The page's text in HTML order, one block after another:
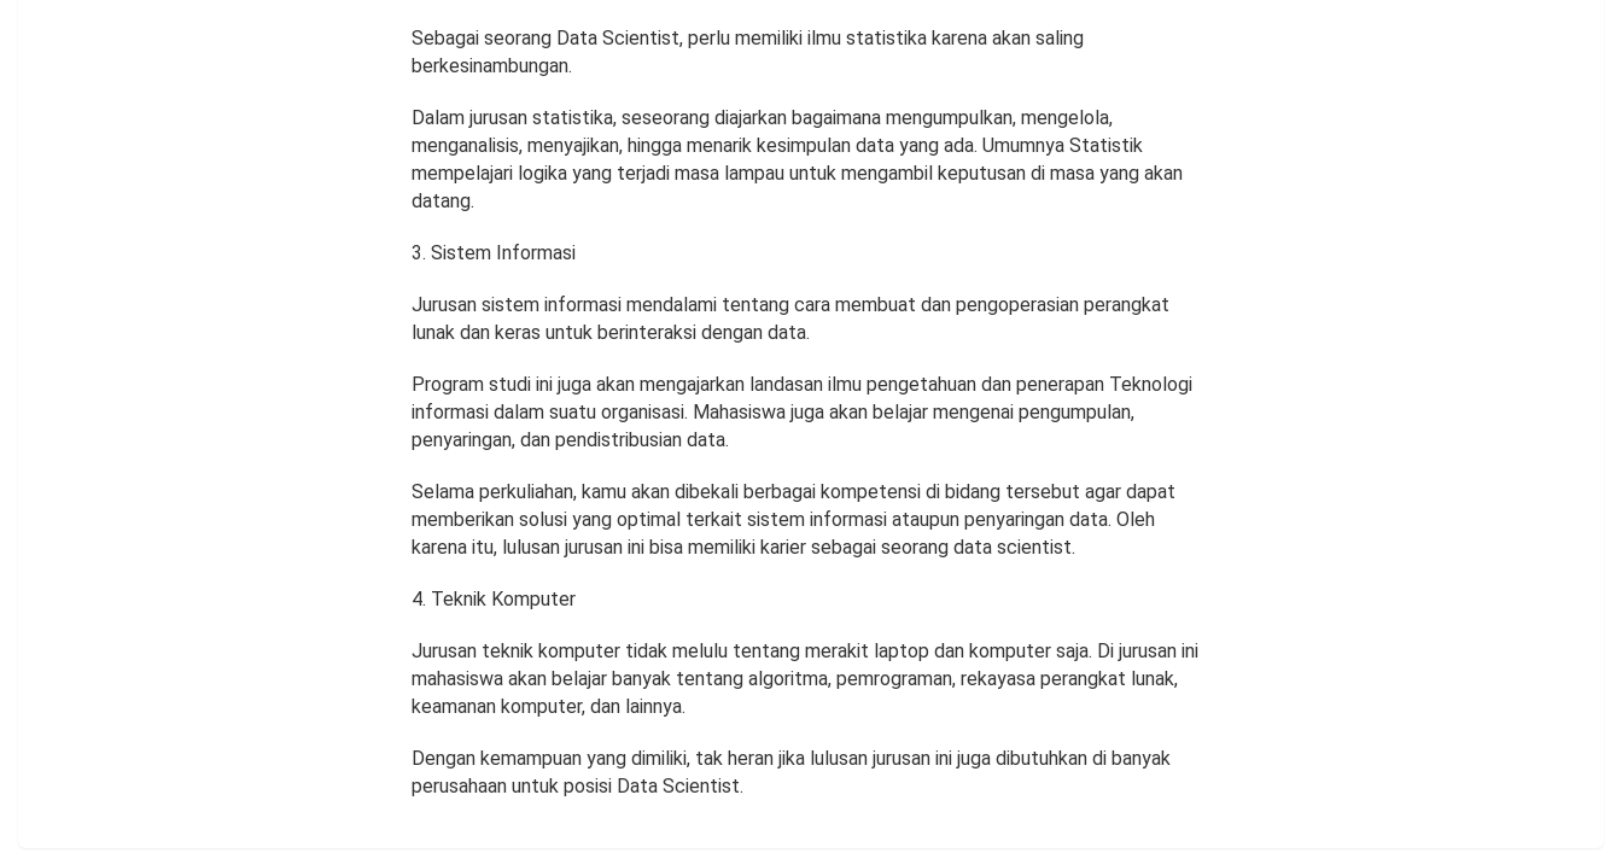
Sebagai seorang Data Scientist, perlu memiliki ilmu statistika karena akan saling
berkesinambungan.
Dalam jurusan statistika, seseorang diajarkan bagaimana mengumpulkan, mengelola,
menganalisis, menyajikan, hingga menarik kesimpulan data yang ada. Umumnya Statistik
mempelajari logika yang terjadi masa lampau untuk mengambil keputusan di masa yang akan
datang.
Sistem Informasi
Jurusan sistem informasi mendalami tentang cara membuat dan pengoperasian perangkat
lunak dan keras untuk berinteraksi dengan data.
Program studi ini juga akan mengajarkan landasan ilmu pengetahuan dan penerapan Teknologi
informasi dalam suatu organisasi. Mahasiswa juga akan belajar mengenai pengumpulan,
penyaringan, dan pendistribusian data.
Selama perkuliahan, kamu akan dibekali berbagai kompetensi di bidang tersebut agar dapat
memberikan solusi yang optimal terkait sistem informasi ataupun penyaringan data. Oleh
karena itu, lulusan jurusan ini bisa memiliki karier sebagai seorang data scientist.
Teknik Komputer
Jurusan teknik komputer tidak melulu tentang merakit laptop dan komputer saja. Di jurusan ini
mahasiswa akan belajar banyak tentang algoritma, pemrograman, rekayasa perangkat lunak,
keamanan komputer, dan lainnya.
Dengan kemampuan yang dimiliki, tak heran jika lulusan jurusan ini juga dibutuhkan di banyak
perusahaan untuk posisi Data Scientist.